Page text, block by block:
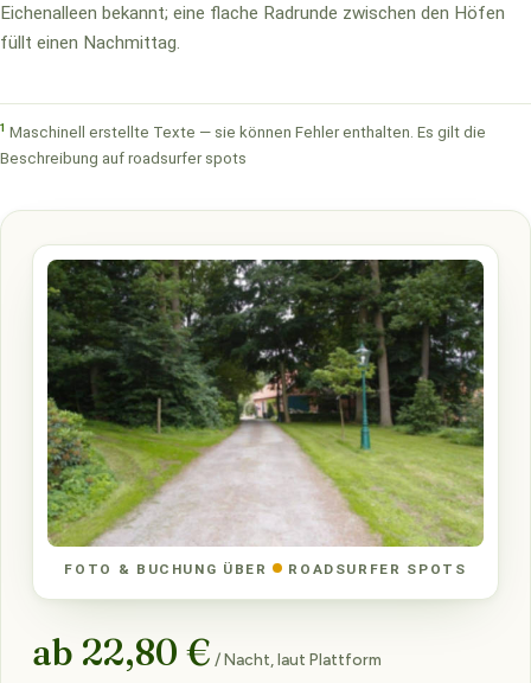
Eichenalleen bekannt; eine flache Radrunde zwischen den Höfen
füllt einen Nachmittag.
1 Maschinell erstellte Texte — sie können Fehler enthalten. Es gilt die
Beschreibung auf roadsurfer spots
FOTO & BUCHUNG ÜBER ROADSURFER SPOTS
ab 22,80 € / Nacht, laut Plattform